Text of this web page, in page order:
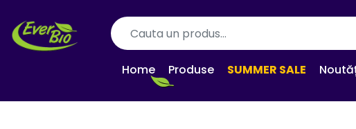
Home Produse SUMMER SALE